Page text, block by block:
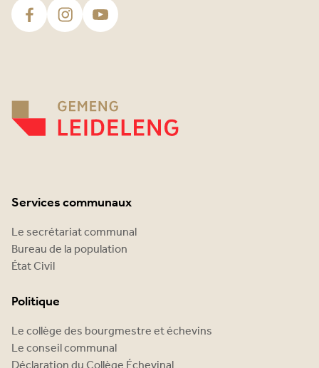
Services communaux
Le secrétariat communal
Bureau de la population
État Civil
Politique
Le collège des bourgmestre et échevins
Le conseil communal